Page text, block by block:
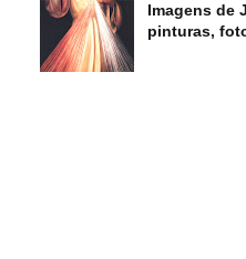
Imagens de
pinturas,